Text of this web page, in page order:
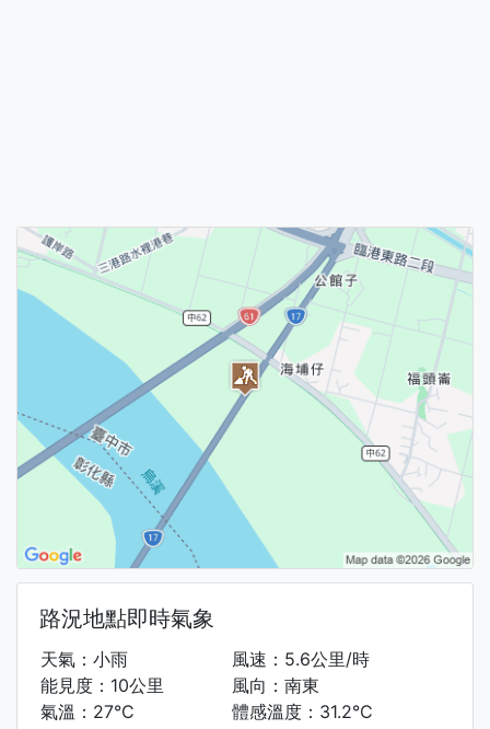
路況地點即時氣象
天氣：小雨
能見度：10公里
氣溫：27°C
風速：5.6公里/時
風向：南東
體感溫度：31.2°C